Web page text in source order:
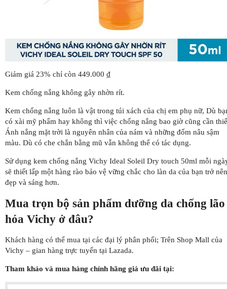
Giảm giá 23% chỉ còn 449.000 ₫
Kem chống nắng không gây nhờn rít.
Kem chống nắng luôn là vật trong túi xách của chị em phụ nữ, Dù
có xài mỹ phẩm hay không thì việc chống nắng bao giờ cũng cần
Ánh nắng mặt trời là nguyên nhân của nám và những đốm nâu sậm
màu. Dù có che chắn bằng mũ vẫn không thể có tác dụng.
Sử dụng kem chống nắng Vichy Ideal Soleil Dry touch 50ml mỗi
sẽ thiết lấp một hàng rào bảo vệ vững chắc cho làn da của bạn trở nên
đẹp và sáng hơn.
Mua trọn bộ sản phẩm dưỡng da chống lão
hóa Vichy ở đâu?
Khách hàng có thể mua tại các đại lý phân phối; Trên Shop Mall của
Vichy – gian hàng trực tuyến tại Lazada.
Tham khảo và mua hàng chính hãng giá ưu đãi tại: